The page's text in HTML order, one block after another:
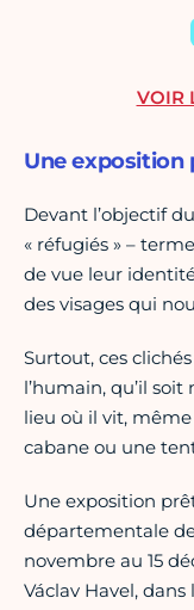
Une exposition
Devant l’objectif
« réfugiés » –
de vue leur
des visages qui
Surtout, ces
l’humain, qu’il
lieu où il vit,
cabane ou une
Une exposition
départementale
novembre au 15
Václav Havel,
VOIR